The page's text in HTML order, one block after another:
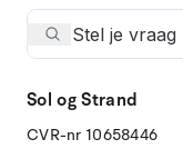
Sol og Strand
CVR-nr 10658446